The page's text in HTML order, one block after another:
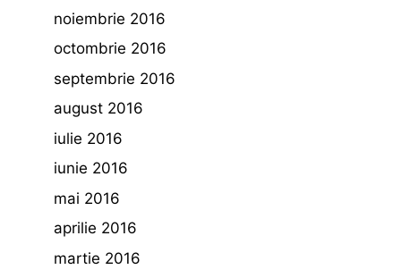
noiembrie 2016
octombrie 2016
septembrie 2016
august 2016
iulie 2016
iunie 2016
mai 2016
aprilie 2016
martie 2016